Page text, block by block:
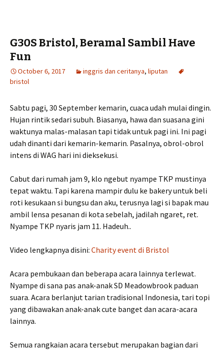
G30S Bristol, Beramal Sambil Have
Fun
October 6, 2017 inggris dan ceritanya, liputan
bristol
Sabtu pagi, 30 September kemarin, cuaca udah mulai dingin.
Hujan rintik sedari subuh. Biasanya, hawa dan suasana gini
waktunya malas-malasan tapi tidak untuk pagi ini. Ini pagi
udah dinanti dari kemarin-kemarin. Pasalnya, obrol-obrol
intens di WAG hari ini dieksekusi.
Cabut dari rumah jam 9, klo ngebut nyampe TKP mustinya
tepat waktu. Tapi karena mampir dulu ke bakery untuk beli
roti kesukaan si bungsu dan aku, terusnya lagi si bapak mau
ambil lensa pesanan di kota sebelah, jadilah ngaret, ret.
Nyampe TKP nyaris jam 11. Hadeuh..
Video lengkapnya disini: Charity event di Bristol
Acara pembukaan dan beberapa acara lainnya terlewat.
Nyampe di sana pas anak-anak SD Meadowbrook paduan
suara. Acara berlanjut tarian tradisional Indonesia, tari topi
yang dibawakan anak-anak cute banget dan acara-acara
lainnya.
Semua rangkaian acara tersebut merupakan bagian dari